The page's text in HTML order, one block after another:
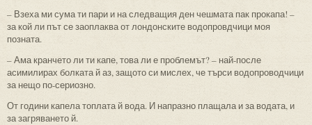
– Взеха ми сума ти пари и на следващия ден чешмата пак прокапа! –
за кой ли път се заоплаква от лондонските водопровдчици моя
позната.
– Ама кранчето ли ти капе, това ли е проблемът? – най-после
асимилирах болката й аз, защото си мислех, че търси водопроводчици
за нещо по-сериозно.
От години капела топлата й вода. И напразно плащала и за водата, и
за загряването й.